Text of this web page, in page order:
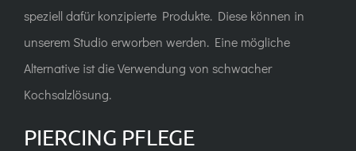
speziell dafür konzipierte Produkte. Diese können in
unserem Studio erworben werden. Eine mögliche
Alternative ist die Verwendung von schwacher
Kochsalzlösung.
PIERCING PFLEGE